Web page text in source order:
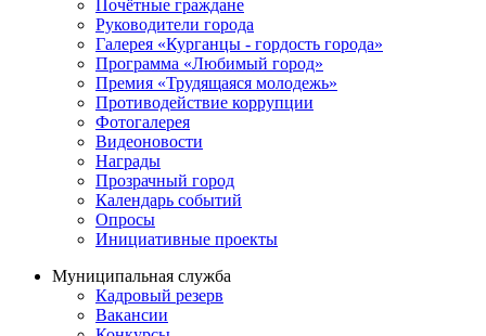
Почётные граждане
Руководители города
Галерея «Курганцы - гордость города»
Программа «Любимый город»
Премия «Трудящаяся молодежь»
Противодействие коррупции
Фотогалерея
Видеоновости
Награды
Прозрачный город
Календарь событий
Опросы
Инициативные проекты
Муниципальная служба
Кадровый резерв
Вакансии